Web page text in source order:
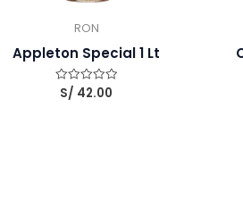
RON
Appleton Special 1 Lt
Valorado
con
S/ 42.00